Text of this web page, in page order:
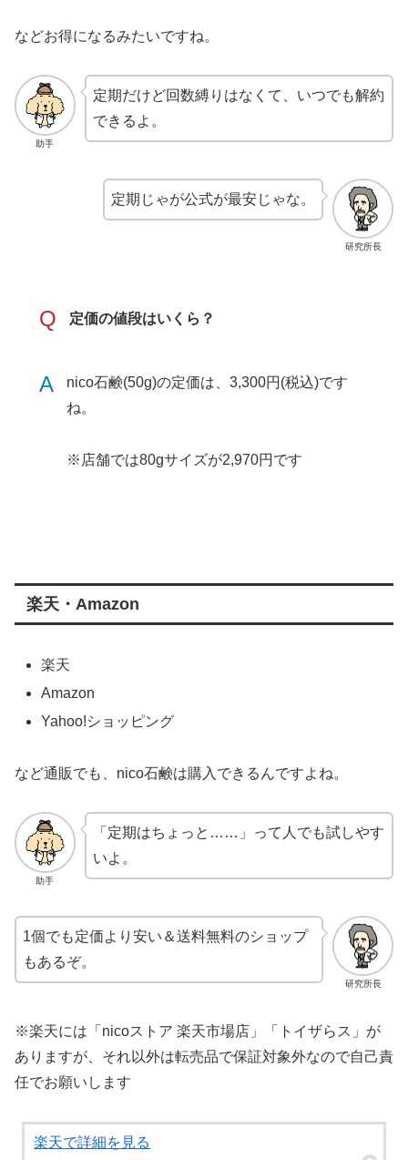
などお得になるみたいですね。
助手
定期だけど回数縛りはなくて、いつでも解約
できるよ。
研究所長
定期じゃが公式が最安じゃな。
Q 定価の値段はいくら？
A
nico石鹸(50g)の定価は、3,300円(税込)です
ね。
※店舗では80gサイズが2,970円です
楽天・Amazon
楽天
Amazon
Yahoo!ショッピング
など通販でも、nico石鹸は購入できるんですよね。
助手
「定期はちょっと……」って人でも試しやす
いよ。
研究所長
1個でも定価より安い＆送料無料のショップ
もあるぞ。
※楽天には「nicoストア 楽天市場店」「トイザらス」が
ありますが、それ以外は転売品で保証対象外なので自己責
任でお願いします
楽天で詳細を見る